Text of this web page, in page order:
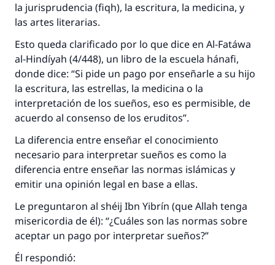
la jurisprudencia (fiqh), la escritura, la medicina, y
las artes literarias.
Esto queda clarificado por lo que dice en Al-Fatáwa
al-Hindíyah (4/448), un libro de la escuela hánafi,
donde dice: “Si pide un pago por enseñarle a su hijo
la escritura, las estrellas, la medicina o la
interpretación de los sueños, eso es permisible, de
acuerdo al consenso de los eruditos”.
La diferencia entre enseñar el conocimiento
necesario para interpretar sueños es como la
diferencia entre enseñar las normas islámicas y
emitir una opinión legal en base a ellas.
Le preguntaron al shéij Ibn Yibrín (que Allah tenga
misericordia de él): “¿Cuáles son las normas sobre
aceptar un pago por interpretar sueños?”
Él respondió: